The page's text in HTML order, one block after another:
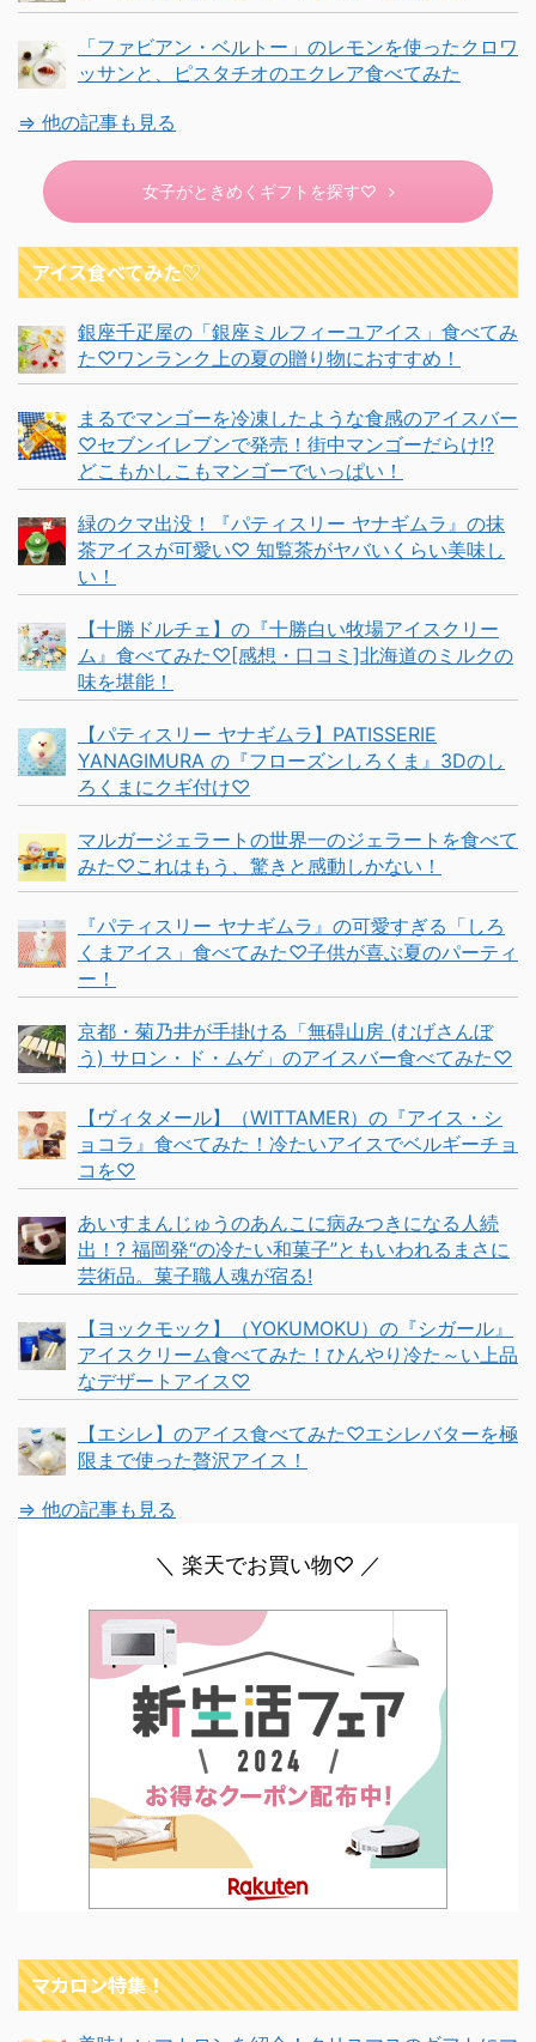
「ファビアン・ベルトー」のレモンを使ったクロワ
ッサンと、ピスタチオのエクレア食べてみた
⇒ 他の記事も見る
女子がときめくギフトを探す♡
アイス食べてみた♡
銀座千疋屋の「銀座ミルフィーユアイス」食べてみ
た♡ワンランク上の夏の贈り物におすすめ！
まるでマンゴーを冷凍したような食感のアイスバー
♡セブンイレブンで発売！街中マンゴーだらけ!?
どこもかしこもマンゴーでいっぱい！
緑のクマ出没！『パティスリー ヤナギムラ』の抹
茶アイスが可愛い♡ 知覧茶がヤバいくらい美味し
い！
【十勝ドルチェ】の『十勝白い牧場アイスクリー
ム』食べてみた♡[感想・口コミ]北海道のミルクの
味を堪能！
【パティスリー ヤナギムラ】PATISSERIE
YANAGIMURA の『フローズンしろくま』3Dのし
ろくまにクギ付け♡
マルガージェラートの世界一のジェラートを食べて
みた♡これはもう、驚きと感動しかない！
『パティスリー ヤナギムラ』の可愛すぎる「しろ
くまアイス」食べてみた♡子供が喜ぶ夏のパーティ
ー！
京都・菊乃井が手掛ける「無碍山房 (むげさんぼ
う) サロン・ド・ムゲ」のアイスバー食べてみた♡
【ヴィタメール】（WITTAMER）の『アイス・シ
ョコラ』食べてみた！冷たいアイスでベルギーチョ
コを♡
あいすまんじゅうのあんこに病みつきになる人続
出！? 福岡発“の冷たい和菓子”ともいわれるまさに
芸術品。菓子職人魂が宿る!
【ヨックモック】（YOKUMOKU）の『シガール』
アイスクリーム食べてみた！ひんやり冷た～い上品
なデザートアイス♡
【エシレ】のアイス食べてみた♡エシレバターを極
限まで使った贅沢アイス！
⇒ 他の記事も見る
＼ 楽天でお買い物♡ ／
マカロン特集！